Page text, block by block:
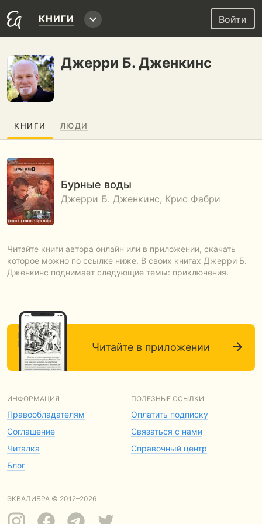
КНИГИ Войти
Джерри Б. Дженкинс
КНИГИ ЛЮДИ
Бурные воды
Джерри Б. Дженкинс, Крис Фабри
Читайте книги автора онлайн или в приложении, скачать
которое можно по ссылке ниже. В своих книгах Джерри Б.
Дженкинс поднимает следующие темы: приключения.
Читайте в приложении
ИНФОРМАЦИЯ
Правообладателям
Соглашение
Читалка
Блог
ПОЛЕЗНЫЕ ССЫЛКИ
Оплатить подписку
Связаться с нами
Справочный центр
ЭКВАЛИБРА © 2012–2026